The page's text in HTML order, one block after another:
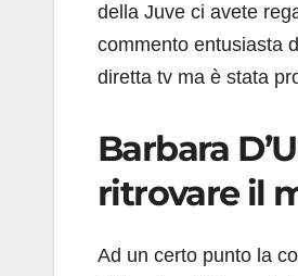
della Juve ci avete
commento entusiasta
diretta tv ma è stata
Barbara
ritrovare il
Ad un certo punto la